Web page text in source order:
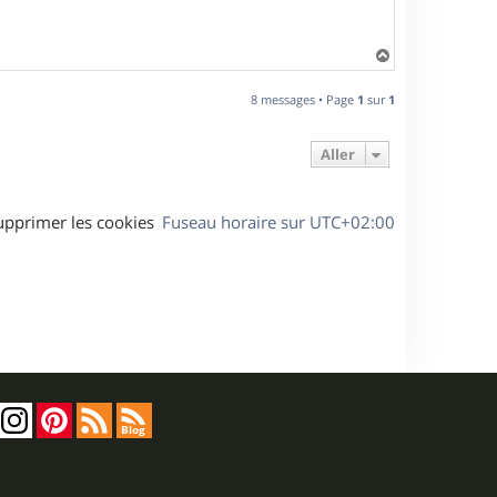
a
t
8 messages • Page 1 sur 1
Aller
Fuseau horaire sur UTC+02:00
les cookies